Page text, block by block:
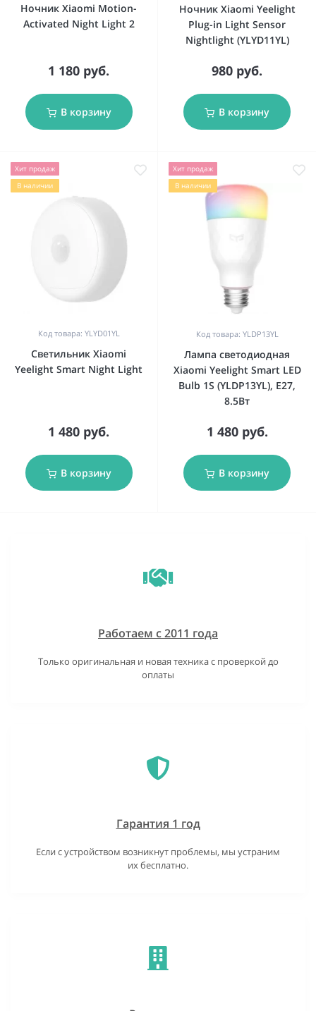
Ночник Xiaomi Motion-
Activated Night Light 2
1 180 руб.
В корзину
Ночник Xiaomi Yeelight
Plug-in Light Sensor
Nightlight (YLYD11YL)
980 руб.
В корзину
Хит продаж
В наличии
Код товара: YLYD01YL
Светильник Xiaomi
Yeelight Smart Night Light
1 480 руб.
В корзину
Хит продаж
В наличии
Код товара: YLDP13YL
Лампа светодиодная
Xiaomi Yeelight Smart LED
Bulb 1S (YLDP13YL), E27,
8.5Вт
1 480 руб.
В корзину
Работаем с 2011 года
Только оригинальная и новая техника с проверкой до
оплаты
Гарантия 1 год
Если с устройством возникнут проблемы, мы устраним
их бесплатно.